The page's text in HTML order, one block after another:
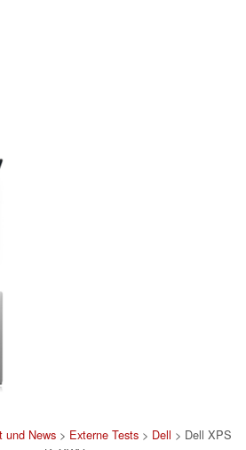
und News > Externe Tests > Dell > Dell XPS